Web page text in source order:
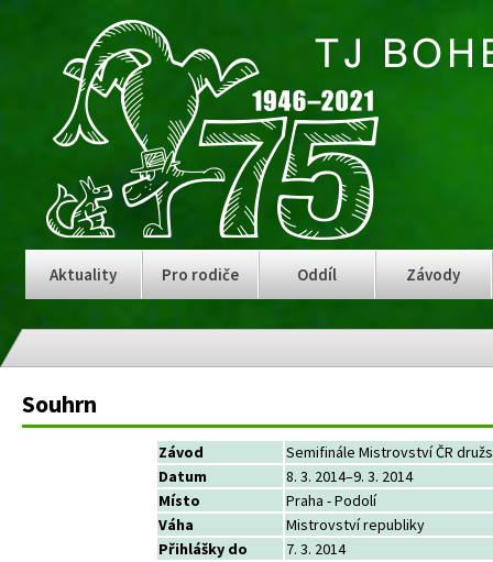
Aktuality Pro rodiče Oddíl Závody
Souhrn
Závod
Semifinále Mistrovství ČR
Datum
8. 3. 2014–9. 3. 2014
Místo
Praha - Podolí
Váha
Mistrovství republiky
Přihlášky do
7. 3. 2014